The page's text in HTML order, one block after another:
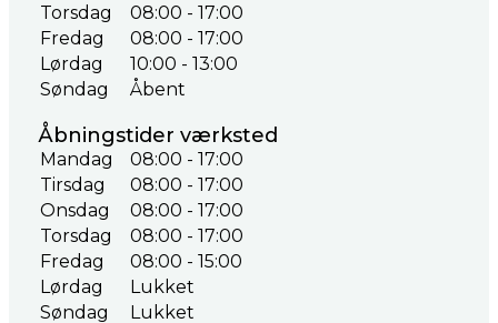
Torsdag
08:00 - 17:00
Fredag
08:00 - 17:00
Lørdag
10:00 - 13:00
Søndag
Åbent
Åbningstider værksted
Mandag
08:00 - 17:00
Tirsdag
08:00 - 17:00
Onsdag
08:00 - 17:00
Torsdag
08:00 - 17:00
Fredag
08:00 - 15:00
Lørdag
Lukket
Søndag
Lukket